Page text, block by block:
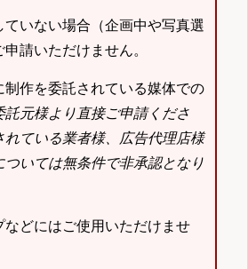
いない場合（企画中や写真選
請いただけません。
作を委託されている媒体での
託元様より直接ご申請くださ
れている業者様、広告代理店様
ついては無条件で非承認となり
どにはご使用いただけませ